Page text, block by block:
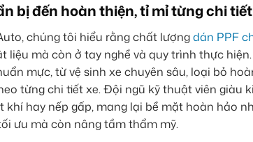
bị đến hoàn thiện, tỉ mỉ từng chi tiết
chúng tôi hiểu rằng chất lượngdán PPF
liệu mà còn ở tay nghề và quy trình thực
mực, từ vệ sinh xe chuyên sâu, loại bỏ
từng chi tiết xe. Đội ngũ kỹ thuật viên giàu
khí hay nếp gấp, mang lại bề mặt hoàn hảo
ưu mà còn nâng tầm thẩm mỹ.